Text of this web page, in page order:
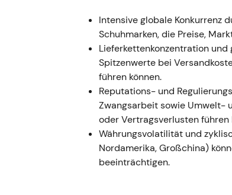
August–November 2022 — CEO-
Januar 2023)
- Kasper Rørsted kündigt seinen
Nachfolger benannt (Ernennung
. - Die Reaktion der
Guldens Erfahrung aus dem
wie schnell kulturelle und
Volatilität und
Intensive globale Konkurrenz
Schuhmarken, die Preise,
Lieferkettenkonzentration
Spitzenwerte bei
führen können.
Reputations- und
Zwangsarbeit sowie Umwelt-
oder Vertragsverlusten führen
Währungsvolatilität und
Nordamerika, Großchina)
beeinträchtigen.